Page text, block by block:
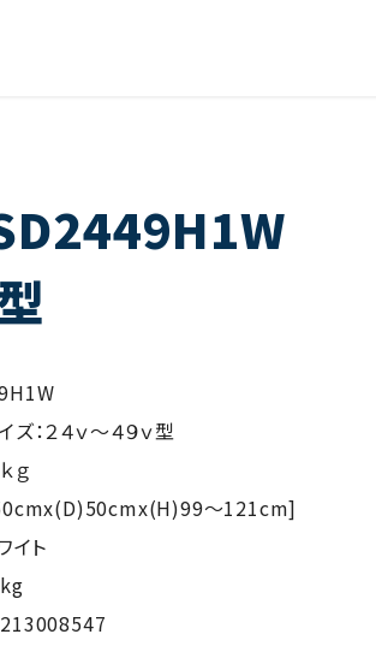
：２４ｖ～４９ｖ型
ｇ
～121cm]
イト